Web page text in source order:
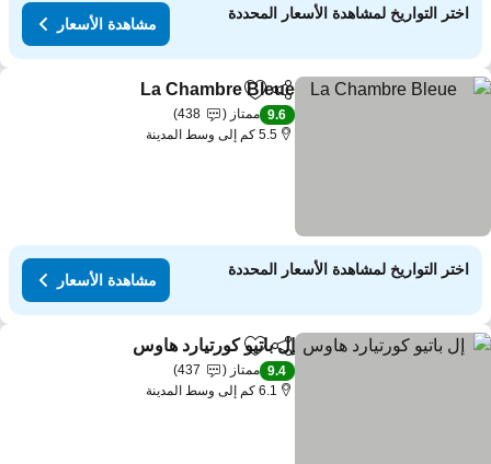
اختر التواريخ لمشاهدة الأسعار المحددة
مشاهدة الأسعار
مشاركةAdd to favorites
La Chambre Bleue
9.6 ممتاز
438
5.5 كم إلى وسط المدينة
اختر التواريخ لمشاهدة الأسعار المحددة
مشاهدة الأسعار
مشاركةAdd to favorites
إل باتيو كورتيارد هاوس
9.4 ممتاز
437
6.1 كم إلى وسط المدينة